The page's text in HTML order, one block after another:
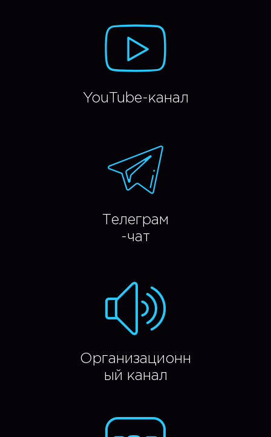
YouTube-канал
Телеграм
-чат
Организационн
ый канал